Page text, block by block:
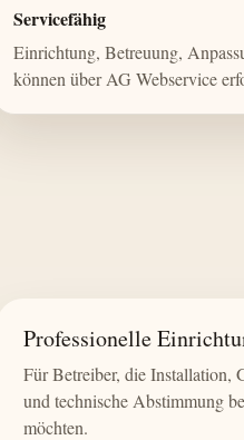
Servicefähig
Einrichtung, Betreuung,
können über AG Webservice
Professionelle
Für Betreiber, die Installation,
und technische Abstimmung
möchten.